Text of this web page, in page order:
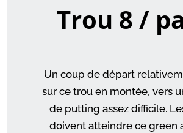
Trou 8 /
Un coup de départ
sur ce trou en montée, vers
de putting assez difficile.
doivent atteindre ce green